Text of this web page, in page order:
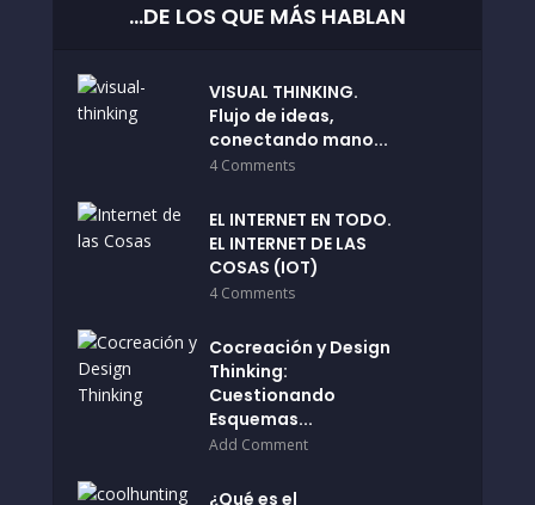
…DE LOS QUE MÁS HABLAN
VISUAL THINKING.
Flujo de ideas,
conectando mano...
4 Comments
EL INTERNET EN TODO.
EL INTERNET DE LAS
COSAS (IOT)
4 Comments
Cocreación y Design
Thinking:
Cuestionando
Esquemas...
Add Comment
¿Qué es el